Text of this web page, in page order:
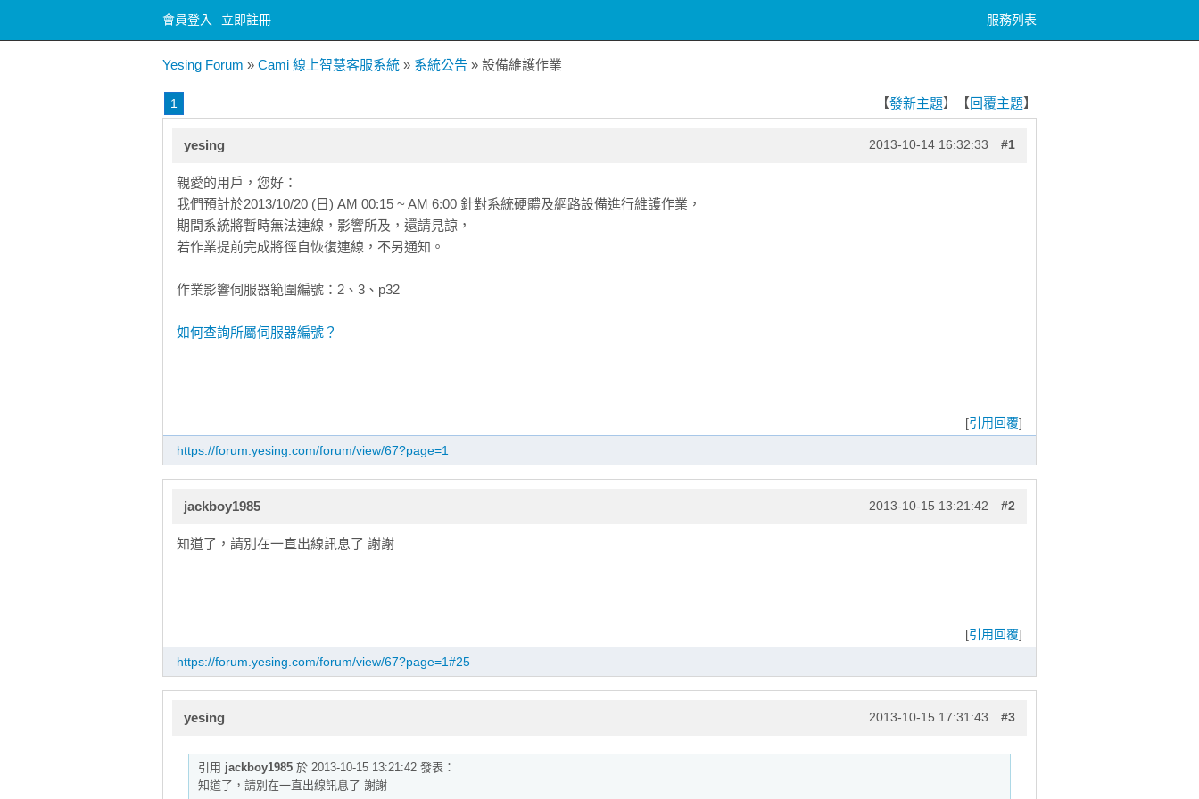
會員登入 立即註冊 服務列表
Yesing Forum » Cami 線上智慧客服系統 » 系統公告 » 設備維護作業
1 【發新主題】 【回覆主題】
yesing 2013-10-14 16:32:33 #1
親愛的用戶，您好：
我們預計於2013/10/20 (日) AM 00:15 ~ AM 6:00 針對系統硬體及網路設備進行維護作業，
期間系統將暫時無法連線，影響所及，還請見諒，
若作業提前完成將徑自恢復連線，不另通知。
作業影響伺服器範圍編號：2、3、p32
如何查詢所屬伺服器編號？
[引用回覆]
https://forum.yesing.com/forum/view/67?page=1
jackboy1985 2013-10-15 13:21:42 #2
知道了，請別在一直出線訊息了 謝謝
[引用回覆]
https://forum.yesing.com/forum/view/67?page=1#25
yesing 2013-10-15 17:31:43 #3
引用 jackboy1985於 2013-10-15 13:21:42 發表：
知道了，請別在一直出線訊息了 謝謝